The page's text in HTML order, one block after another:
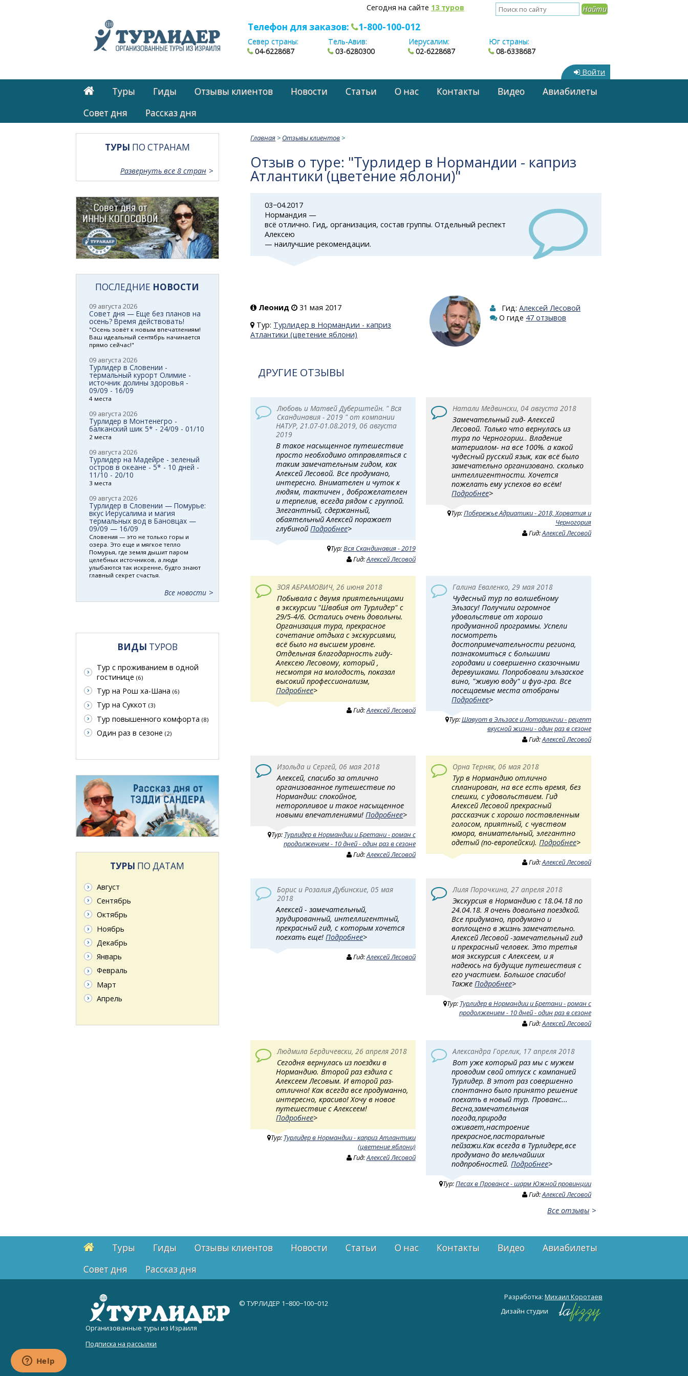
Сегодня на сайте 13 туров
Телефон для заказов: 1-800-100-012
Север страны:
04-6228687
Тель-Авив:
03-6280300
Иерусалим:
02-6228687
Юг страны:
08-6338687
Войти
Туры Гиды Отзывы клиентов Новости Статьи О нас Контакты Видео
Авиабилеты
Cовет дня
Рассказ дня
Главная > Отзывы клиентов >
Отзыв о туре: "Турлидер в Нормандии - каприз
Атлантики (цветение яблони)"
03−04.2017
Нормандия —
всё отлично. Гид, организация, состав группы. Отдельный респект
Алексею
— наилучшие рекомендации.
Леонид
31 мая 2017
Тур: Турлидер в Нормандии - каприз
Атлантики (цветение яблони)
Гид:Алексей Лесовой
О гиде 47 отзывов
ДРУГИЕ ОТЗЫВЫ
Любовь и Матвей Дуберштейн. " Вся
Скандинавия - 2019 " от компании
НАТУР, 21.07-01.08.2019, 06 августа
2019
В такое насыщенное путешествие
просто необходимо отправляться с
таким замечательным гидом, как
Алексей Лесовой. Все продумано,
интересно. Внимателен и чуток к
людям, тактичен , доброжелателен
и терпелив, всегда рядом с группой.
Элегантный, сдержанный,
обаятельный Алексей поражает
глубинойПодробнее>
Тур:Вся Скандинавия - 2019
Гид:Алексей Лесовой
Натали Медвински, 04 августа 2018
Замечательный гид- Алексей
Лесовой. Только что вернулась из
тура по Черногории.. Владение
материалом- на все 100%. а какой
чудесный русский язык, как всё было
замечательно организовано. сколько
интеллигентности. Хочется
пожелать ему успехов во всём!
Подробнее>
Тур:Побережье Адриатики - 2018, Хорватия и
Черногория
Гид:Алексей Лесовой
ЗОЯ АБРАМОВИЧ, 26 июня 2018
Побывала с двумя приятельницами
в экскурсии "Швабия от Турлидер" с
29/5-4/6. Остались очень довольны.
Организация тура, прекрасное
сочетание отдыха с экскурсиями,
всё было на высшем уровне.
Отдельная благодарность гиду-
Алексею Лесовому, который ,
несмотря на молодость, показал
высокий профессионализм,
Подробнее>
Гид:Алексей Лесовой
Галина Еваленко, 29 мая 2018
Чудесный тур по волшебному
Эльзасу! Получили огромное
удовольствие от хорошо
продуманной программы. Успели
посмотреть
достопримечательности региона,
познакомиться с большими
городами и совершенно сказочными
деревушками. Попробовали эльзаское
вино, "живую воду" и фуа-гра. Все
посещаемые места отобраны
Подробнее>
Тур:Шавуот в Эльзасе и Лотарингии - рецепт
вкусной жизни - один раз в сезоне
Гид:Алексей Лесовой
Изольда и Сергей, 06 мая 2018
Алексей, спасибо за отлично
организованное путешествие по
Нормандии: спокойное,
неторопливое и такое насыщенное
новыми впечатлениями!Подробнее>
Тур: Турлидер в Нормандии и Бретани - роман с
продолжением - 10 дней - один раз в сезоне
Гид:Алексей Лесовой
Орна Терняк, 06 мая 2018
Тур в Нормандию отлично
спланирован, на все есть время, без
спешки, с удовольствием. Гид
Алексей Лесовой прекрасный
рассказчик с хорошо поставленным
голосом, приятный, с чувством
юмора, внимательный, элегантно
одетый (по-европейски).Подробнее>
Гид:Алексей Лесовой
Борис и Розалия Дубинские, 05 мая
2018
Алексей - замечательный,
эрудированный, интеллигентный,
прекрасный гид, с которым хочется
поехать еще!Подробнее>
Гид:Алексей Лесовой
Лиля Порочкина, 27 апреля 2018
Экскурсия в Нормандию с 18.04.18 по
24.04.18. Я очень довольна поездкой.
Все придумано, продумано и
воплощено в жизнь замечательно.
Алексей Лесовой -замечательный гид
и прекрасный человек. Это третья
моя экскурсия с Алексеем, и я
надеюсь на будущие путешествия с
его участием. Большое спасибо!
ТакжеПодробнее>
Тур: Турлидер в Нормандии и Бретани - роман с
продолжением - 10 дней - один раз в сезоне
Гид:Алексей Лесовой
Людмила Бердичевски, 26 апреля 2018
Сегодня вернулась из поездки в
Нормандию. Второй раз ездила с
Алексеем Лесовым. И второй раз-
отлично! Как всегда все продуманно,
интересно, красиво! Хочу в новое
путешествие с Алексеем!
Подробнее>
Тур: Турлидер в Нормандии - каприз Атлантики
(цветение яблони)
Гид:Алексей Лесовой
Александра Горелик, 17 апреля 2018
Вот уже который раз мы с мужем
проводим свой отпуск с кампанией
Турлидер. В этот раз совершенно
спонтанно было принято решение
поехать в новый тур. Прованс...
Весна,замечательная
погода,природа
оживает,настроение
прекрасное,пасторальные
пейзажи.Как всегда в Турлидере,все
продумано до мельчайших
подпробностей. Подробнее>
Тур:Песах в Провансе - шарм Южной провинции
Гид:Алексей Лесовой
Все отзывы
ТУРЫ ПО СТРАНАМ
Развернуть все 8 стран
ПОСЛЕДНИЕ НОВОСТИ
09 августа 2026
Совет дня — Еще без планов на
осень? Время действовать!
"Осень зовёт к новым впечатлениям!
Ваш идеальный сентябрь начинается
прямо сейчас!"
09 августа 2026
Турлидер в Словении -
термальный курорт Олимие -
источник долины здоровья -
09/09 - 16/09
4 места
09 августа 2026
Турлидер в Монтенегро -
балканский шик 5* - 24/09 - 01/10
2 места
09 августа 2026
Турлидер на Мадейре - зеленый
остров в океане - 5* - 10 дней -
11/10 - 20/10
3 места
09 августа 2026
Турлидер в Словении — Помурье:
вкус Иерусалима и магия
термальных вод в Бановцах —
09/09 — 16/09
Словения — это не только горы и
озера. Это еще и мягкое тепло
Помурья, где земля дышит паром
целебных источников, а люди
улыбаются так искренне, будто знают
главный секрет счастья.
Все новости
ВИДЫ ТУРОВ
Тур с проживанием в одной
гостинице (6)
Тур на Рош ха-Шана (6)
Тур на Суккот (3)
Тур повышенного комфорта (8)
Один раз в сезоне (2)
ТУРЫ ПО ДАТАМ
Август
Сентябрь
Октябрь
Ноябрь
Декабрь
Январь
Февраль
Март
Апрель
Туры Гиды Отзывы клиентов Новости Статьи О нас Контакты Видео
Авиабилеты
Cовет дня
Рассказ дня
© ТУРЛИДЕР 1−800−100−012
Организованные туры из Израиля
Подписка на рассылки
Разработка: Михаил Коротаев
Дизайн студии